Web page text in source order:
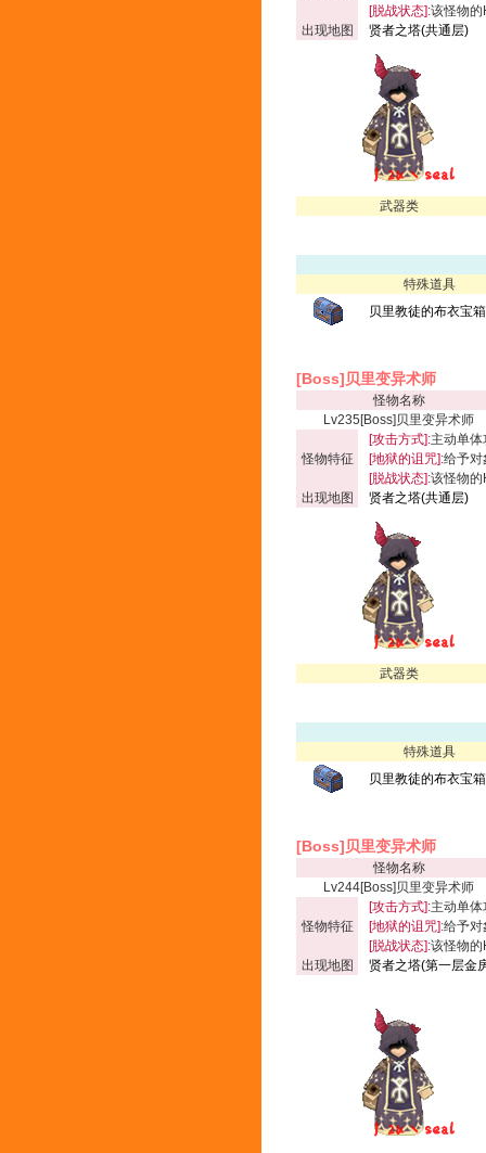
[脱战状态]:该怪物
出现地图
贤者之塔(共通层)
武器类
特殊道具
贝里教徒的布衣宝
[Boss]贝里变异术师
怪物名称
Lv235[Boss]贝里变异术师
怪物特征
[攻击方式]:主动单体
[地狱的诅咒]:给予对
[脱战状态]:该怪物
出现地图
贤者之塔(共通层)
武器类
特殊道具
贝里教徒的布衣宝
[Boss]贝里变异术师
怪物名称
Lv244[Boss]贝里变异术师
怪物特征
[攻击方式]:主动单体
[地狱的诅咒]:给予对
[脱战状态]:该怪物
出现地图
贤者之塔(第一层金